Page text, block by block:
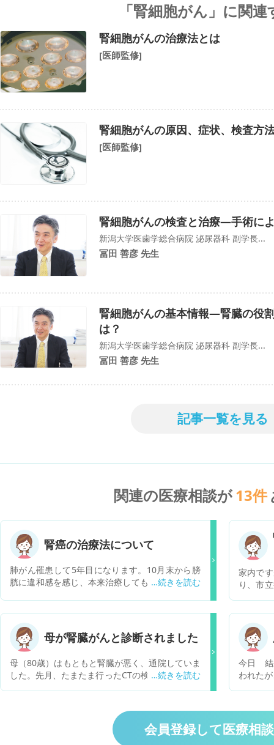
「腎細胞がん」に関
腎細胞がんの治療法とは
[医師監修]
腎細胞がんの原因、症状、検査方
[医師監修]
腎細胞がんの検査と治療―手術に
新潟大学医歯学総合病院 泌尿器科 副学長...
冨田 善彦 先生
腎細胞がんの基本情報―腎臓の役
は？
新潟大学医歯学総合病院 泌尿器科 副学長...
冨田 善彦 先生
記事一覧を見る
関連の医療相談が13件
腎癌の治療法について
肺がん罹患して5年目になります。10月末から膀
胱に違和感を感じ、本来治療してもらってる病院
結果、腎臓と後腹膜リンパ節に転移がわかりまし
た。膀胱の違和感はまだ検査してないので分かり
ませんが、多分間質性膀胱炎じゃないかと疑って
ます。 泌尿器科の先生は最初は腎癌には手術しか
ない、と言ってたのですが、途中から、放射線だ
な、放射線がいい、と言い始めました。 自分なり
りました。放射線治療はあまり効果が無いと書い
てありました。腎癌ですが、わたしは症状はまだ
感じていません。 放射線治療は時間がかかるし、
家内で
り、市
の説明
しない
腎臓を
に手術
臓の腫
された
に急な
いうこ
母が腎臓がんと診断されました
母（80歳）はもともと腎臓が悪く、通院していま
した。先月、たまたま行ったCTの検査で腎臓がん
術で腎臓をとることで、さらに腎臓機能が悪くな
り、最悪透析になる可能性もあると言われ本人は
かなり落ち込んでいます。手術はするしかないと
今日 結
われた
会員登録して医療相